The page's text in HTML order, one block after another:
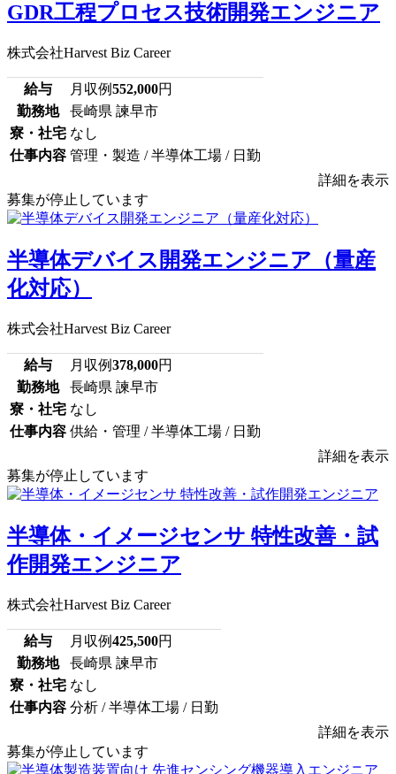
GDR工程プロセス技術開発エンジニア
株式会社Harvest Biz Career
給与 月収例552,000円
勤務地
長崎県 諫早市
寮・社宅 なし
仕事内容 管理・製造 / 半導体工場 / 日勤
詳細を表示
募集が停止しています
半導体デバイス開発エンジニア（量産
化対応）
株式会社Harvest Biz Career
給与 月収例378,000円
勤務地
長崎県 諫早市
寮・社宅 なし
仕事内容 供給・管理 / 半導体工場 / 日勤
詳細を表示
募集が停止しています
半導体・イメージセンサ 特性改善・試
作開発エンジニア
株式会社Harvest Biz Career
給与 月収例425,500円
勤務地
長崎県 諫早市
寮・社宅 なし
仕事内容 分析 / 半導体工場 / 日勤
詳細を表示
募集が停止しています